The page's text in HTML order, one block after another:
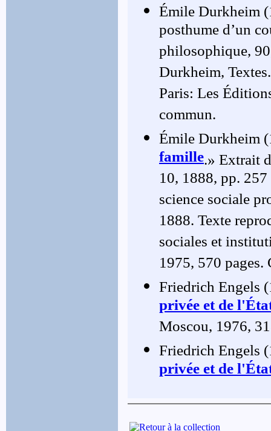
Émile Durkheim
posthume d’un
philosophique,
Durkheim,
Paris: Les
commun.
Émile Durkheim
famille.» Extrait
10, 1888, pp.
science sociale
1888. Texte
sociales et
1975, 570
Friedrich Engels
privée et de
Moscou, 1976,
Friedrich Engels
privée et de